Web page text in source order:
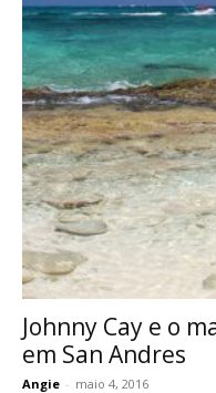
Johnny Cay e o
em San Andres
Angie - maio 4, 2016